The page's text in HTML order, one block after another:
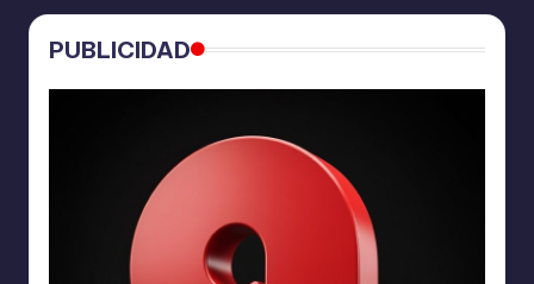
PUBLICIDAD